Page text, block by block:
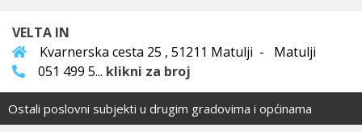
VELTA IN
Kvarnerska cesta 25 , 51211 Matulji - Matulji
051 499 5... klikni za broj
Ostali poslovni subjekti u drugim gradovima i općinama